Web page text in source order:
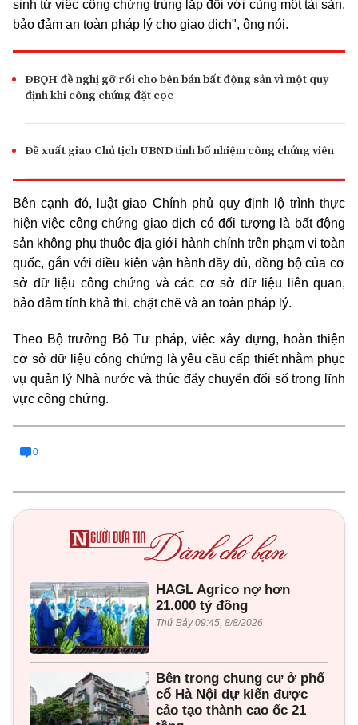
sinh từ việc công chứng trùng lặp đối với cùng một tài sản,
bảo đảm an toàn pháp lý cho giao dịch", ông nói.
ĐBQH đề nghị gỡ rối cho bên bán bất động sản vì một quy
định khi công chứng đặt cọc
Đề xuất giao Chủ tịch UBND tỉnh bổ nhiệm công chứng viên
Bên cạnh đó, luật giao Chính phủ quy định lộ trình thực
hiện việc công chứng giao dịch có đối tượng là bất động
sản không phụ thuộc địa giới hành chính trên phạm vi toàn
quốc, gắn với điều kiện vận hành đầy đủ, đồng bộ của cơ
sở dữ liệu công chứng và các cơ sở dữ liệu liên quan,
bảo đảm tính khả thi, chặt chẽ và an toàn pháp lý.
Theo Bộ trưởng Bộ Tư pháp, việc xây dựng, hoàn thiện
cơ sở dữ liệu công chứng là yêu cầu cấp thiết nhằm phục
vụ quản lý Nhà nước và thúc đẩy chuyển đổi số trong lĩnh
vực công chứng.
0
HAGL Agrico nợ hơn
21.000 tỷ đồng
Thứ Bảy 09:45, 8/8/2026
Bên trong chung cư ở phố
cổ Hà Nội dự kiến được
cảo tạo thành cao ốc 21